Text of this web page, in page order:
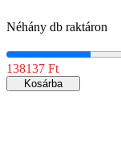
Néhány db raktáron
138137 Ft
Kosárba